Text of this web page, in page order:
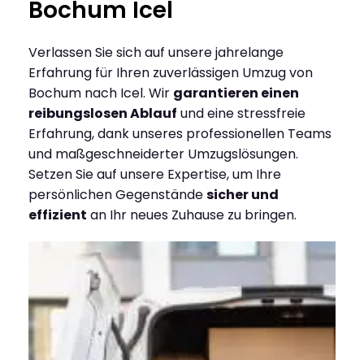
Bochum Icel
Verlassen Sie sich auf unsere jahrelange
Erfahrung für Ihren zuverlässigen Umzug von
Bochum nach Icel. Wir garantieren einen
reibungslosen Ablauf und eine stressfreie
Erfahrung, dank unseres professionellen Teams
und maßgeschneiderter Umzugslösungen.
Setzen Sie auf unsere Expertise, um Ihre
persönlichen Gegenständesicher und
effizient an Ihr neues Zuhause zu bringen.